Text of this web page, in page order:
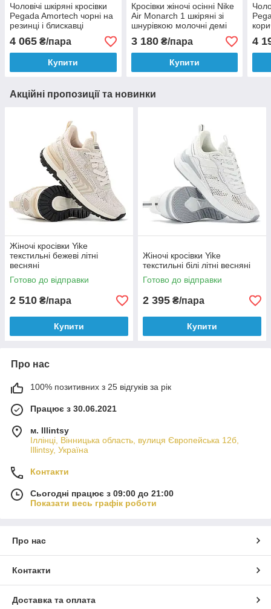
Чоловічі шкіряні кросівки
Pegada Amortech чорні на
резинці і блискавці
демісезонні 110507-02
4 065 ₴/пара
Купити
Кросівки жіночі осінні Nike
Air Monarch 1 шкіряні зі
шнурівкою молочні демі
осінь/весна
3 180₴/пара
Купити
4
Акційні пропозиції та новинки
Жіночі кросівки Yike
текстильні бежеві літні
весняні
Готово до відправки
2 510 ₴/пара
Купити
Жіночі кросівки Yike
текстильні білі літні весняні
Готово до відправки
2 395 ₴/пара
Купити
Про нас
100% позитивних з 25 відгуків за рік
Працює з 30.06.2021
м. Illintsy
Іллінці, Вінницька область, вулиця Європейська 12б,
Illintsy, Україна
Контакти
Сьогодні працює з 09:00 до 21:00
Показати весь графік роботи
Про нас
Контакти
Доставка та оплата